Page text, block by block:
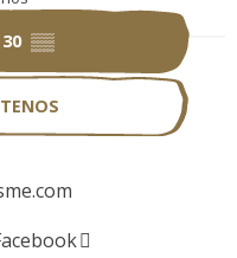
▒▒